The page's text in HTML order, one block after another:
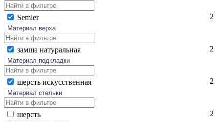
Sem­ler 2
Материал верха
зам­ша на­тураль­ная 2
Материал подкладки
шерсть ис­кусс­твен­ная 2
Материал стельки
шерсть 2